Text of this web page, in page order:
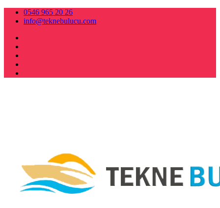
0546 965 20 26
info@teknebulucu.com